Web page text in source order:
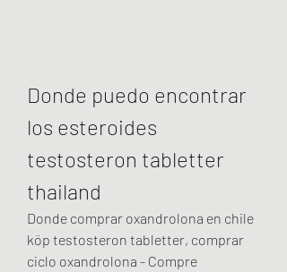
Donde puedo encontrar
los esteroides
testosteron tabletter
thailand
Donde comprar oxandrolona en chile
köp testosteron tabletter, comprar
ciclo oxandrolona - Compre